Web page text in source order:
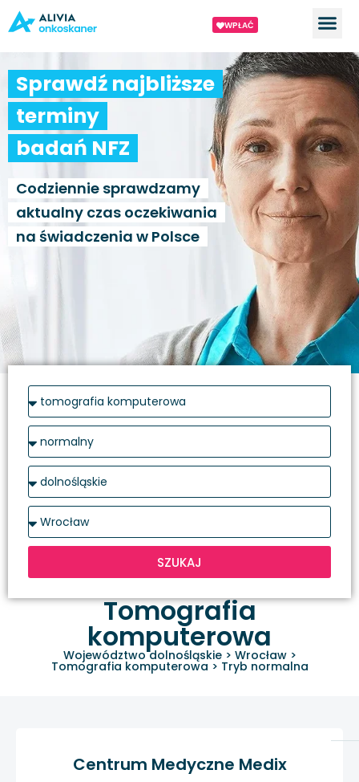
WPŁAĆ
Sprawdź najbliższe
terminy
badań NFZ
Codziennie sprawdzamy
aktualny czas oczekiwania
na świadczenia w Polsce
SZUKAJ
Tomografia
komputerowa
Województwo dolnośląskie> Wrocław>
Tomografia komputerowa > Tryb normalna
Centrum Medyczne Medix